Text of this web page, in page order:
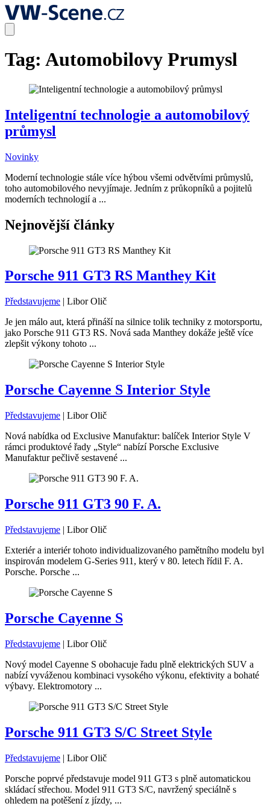
Tag: Automobilovy Prumysl
Inteligentní technologie a automobilový
průmysl
Novinky
Moderní technologie stále více hýbou všemi odvětvími průmyslů,
toho automobilového nevyjímaje. Jedním z průkopníků a pojitelů
moderních technologií a ...
Nejnovější články
Porsche 911 GT3 RS Manthey Kit
Představujeme | Libor Olič
Je jen málo aut, která přináší na silnice tolik techniky z motorsportu,
jako Porsche 911 GT3 RS. Nová sada Manthey dokáže ještě více
zlepšit výkony tohoto ...
Porsche Cayenne S Interior Style
Představujeme | Libor Olič
Nová nabídka od Exclusive Manufaktur: balíček Interior Style V
rámci produktové řady „Style“ nabízí Porsche Exclusive
Manufaktur pečlivě sestavené ...
Porsche 911 GT3 90 F. A.
Představujeme | Libor Olič
Exteriér a interiér tohoto individualizovaného pamětního modelu byl
inspirován modelem G-Series 911, který v 80. letech řídil F. A.
Porsche. Porsche ...
Porsche Cayenne S
Představujeme | Libor Olič
Nový model Cayenne S obohacuje řadu plně elektrických SUV a
nabízí vyváženou kombinaci vysokého výkonu, efektivity a bohaté
výbavy. Elektromotory ...
Porsche 911 GT3 S/C Street Style
Představujeme | Libor Olič
Porsche poprvé představuje model 911 GT3 s plně automatickou
skládací střechou. Model 911 GT3 S/C, navržený speciálně s
ohledem na potěšení z jízdy, ...